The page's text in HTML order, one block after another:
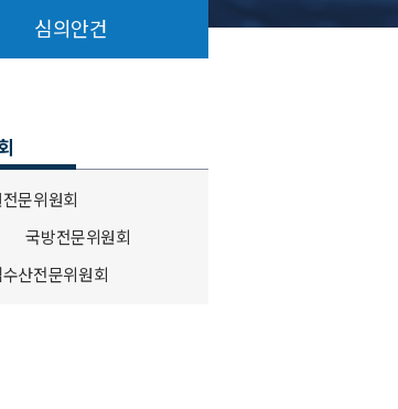
심의안건
전문위원회
국방전문위원회
산전문위원회